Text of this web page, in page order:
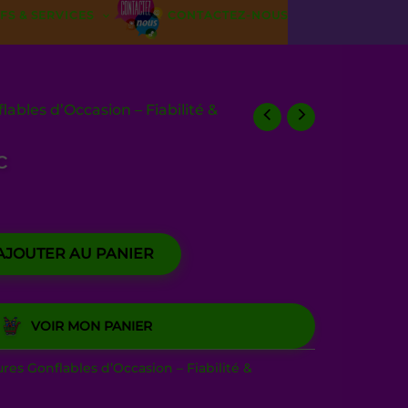
& SERVICES CONTACTEZ-NOUS
d’Occasion – Fiabilité &
AU PANIER
VOIR MON PANIER
Gonflables d’Occasion – Fiabilité &